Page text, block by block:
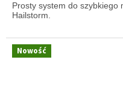
Prosty system do szybkiego
Hailstorm.
Nowość